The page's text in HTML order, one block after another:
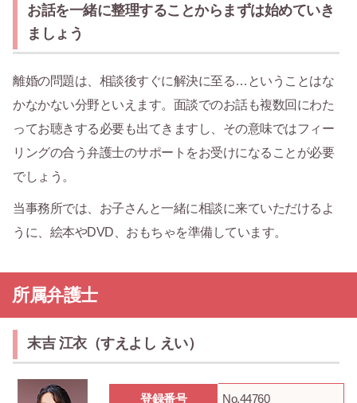
お話を一緒に整理することからまずは始めていき
ましょう
離婚の問題は、相談後すぐに解決に至る…ということはな
かなかない分野といえます。面談でのお話も複数回にわた
ってお聴きする必要も出てきますし、その意味ではフィー
リングの合う弁護士のサポートをお受けになることが必要
でしょう。
当事務所では、お子さんと一緒に相談に来ていただけるよ
うに、絵本やDVD、おもちゃを準備しています。
所属弁護士
末吉 江衣（すえよし えい）
登録番号 No.44760